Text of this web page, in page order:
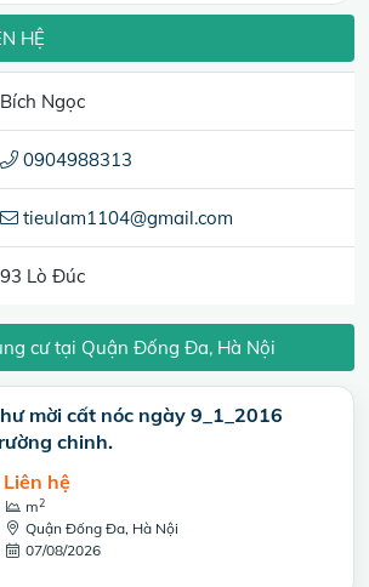
HỆ
Bích Ngọc
0904988313
tieulam1104@gmail.com
93 Lò Đúc
cư tại Quận Đống Đa, Hà Nội
mời cất nóc ngày 9_1_2016
chinh.
Liên hệ
m2
Quận Đống Đa, Hà Nội
07/08/2026